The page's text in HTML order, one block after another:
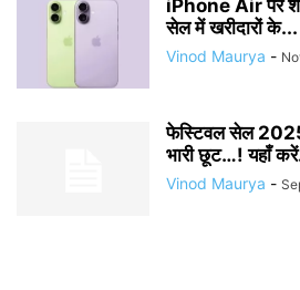
iPhone Air पर
सेल में खरीदारों के...
Vinod Maurya -
फेस्टिवल सेल
भारी छूट…! यहाँ
Vinod Maurya -